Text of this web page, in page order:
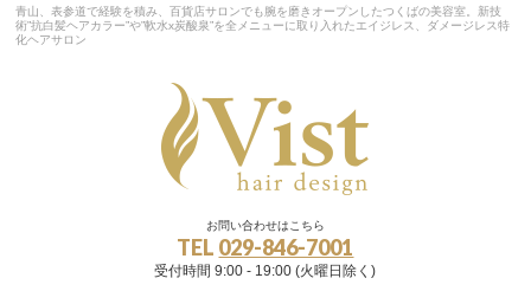
青山、表参道で経験を積み、百貨店サロンでも腕を磨きオープンしたつくばの美容室。新技
術”抗白髪ヘアカラー”や”軟水x炭酸泉”を全メニューに取り入れたエイジレス、ダメージレス特
化ヘアサロン
お問い合わせはこちら
TEL 029-846-7001
受付時間 9:00 - 19:00 (火曜日除く)